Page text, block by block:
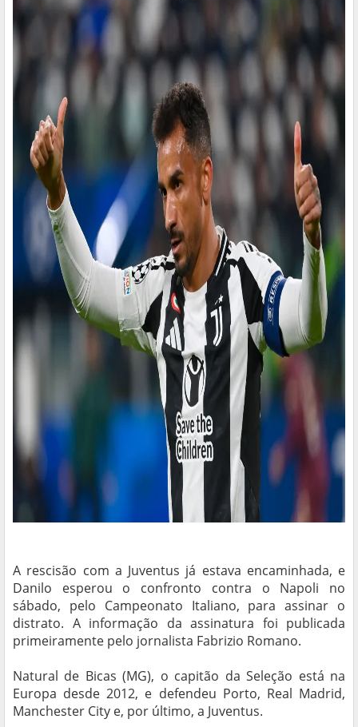
A rescisão com a Juventus já estava encaminhada, e
Danilo esperou o confronto contra o Napoli no
sábado, pelo Campeonato Italiano, para assinar o
distrato. A informação da assinatura foi publicada
primeiramente pelo jornalista Fabrizio Romano.
Natural de Bicas (MG), o capitão da Seleção está na
Europa desde 2012, e defendeu Porto, Real Madrid,
Manchester City e, por último, a Juventus.